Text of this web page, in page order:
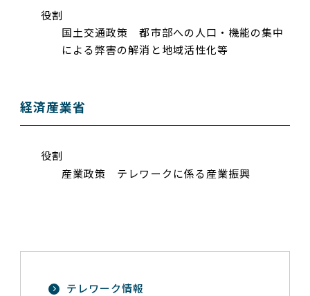
役割
国土交通政策 都市部への人口・機能の集中
による弊害の解消と地域活性化等
経済産業省
役割
産業政策 テレワークに係る産業振興
テレワーク情報